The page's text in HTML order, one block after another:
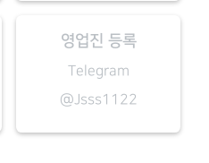
영업진 등록
Telegram
@Jsss1122